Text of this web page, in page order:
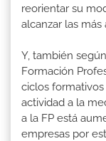
reorientar su
alcanzar las más
Y, también
Formación
ciclos
actividad a la
a la FP está
empresas por